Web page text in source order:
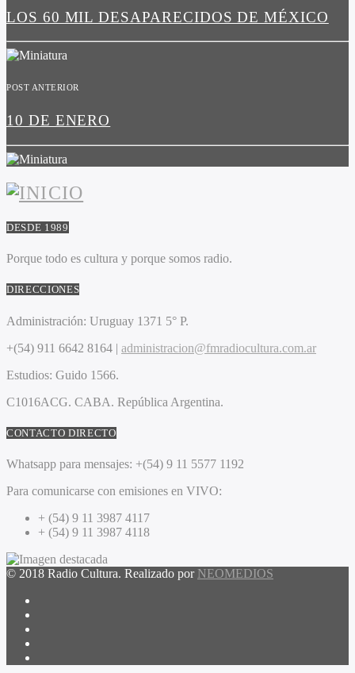
LOS 60 MIL DESAPARECIDOS DE MÉXICO
POST ANTERIOR
10 DE ENERO
DESDE 1989
Porque todo es cultura y porque somos radio.
DIRECCIONES
Administración: Uruguay 1371 5° P.
+(54) 911 6642 8164 | administracion@fmradiocultura.com.ar
Estudios: Guido 1566.
C1016ACG. CABA. República Argentina.
CONTACTO DIRECTO
Whatsapp para mensajes: +(54) 9 11 5577 1192
Para comunicarse con emisiones en VIVO:
+ (54) 9 11 3987 4117
+ (54) 9 11 3987 4118
© 2018 Radio Cultura. Realizado por NEOMEDIOS